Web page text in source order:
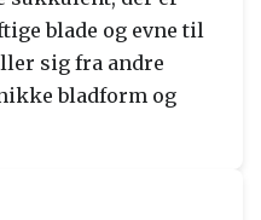
blade og evne til
sig fra andre
bladform og